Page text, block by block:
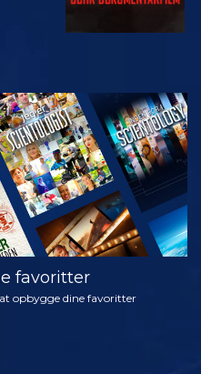
UDFORSK
SERIEN
favoritter
opbygge dine favoritter